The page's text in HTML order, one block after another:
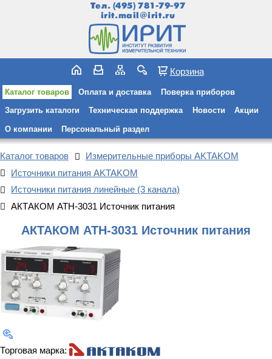
Тел. (495) 781-79-97
irit.mail@irit.ru
Корзина
Каталог товаров Оплата и доставка Поверка приборов
Загрузить каталоги Техническая поддержка Новости Акции
О компании Персональный раздел
Каталог товаров
Измерительные приборы AKTAKOM
Источники питания AKTAKOM
Источники питания линейные (3 канала)
АКТАКОМ АТН-3031 Источник питания
АКТАКОМ АТН-3031 Источник питания
Торговая марка: